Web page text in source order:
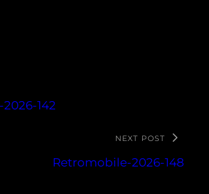
142
NEXT POST
Retromobile-2026-148